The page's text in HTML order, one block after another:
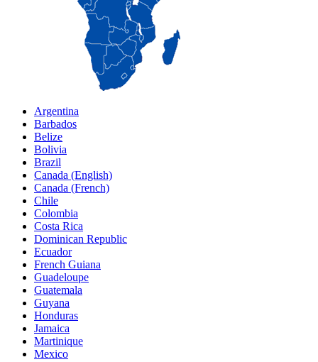
Argentina
Barbados
Belize
Bolivia
Brazil
Canada (English)
Canada (French)
Chile
Colombia
Costa Rica
Dominican Republic
Ecuador
French Guiana
Guadeloupe
Guatemala
Guyana
Honduras
Jamaica
Martinique
Mexico